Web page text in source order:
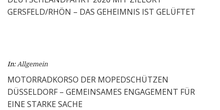
GERSFELD/RHÖN – DAS GEHEIMNIS IST GELÜFTET
In: Allgemein
MOTORRADKORSO DER MOPEDSCHÜTZEN
DÜSSELDORF – GEMEINSAMES ENGAGEMENT FÜR
EINE STARKE SACHE